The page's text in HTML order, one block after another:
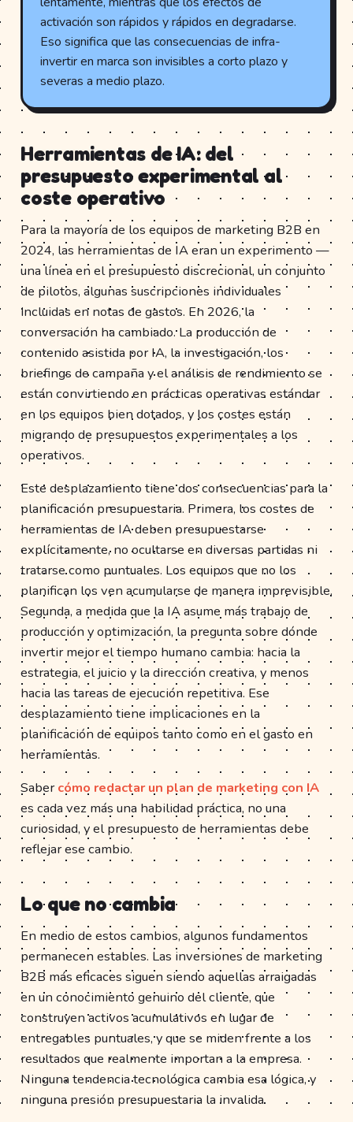
activación son rápidos y rápidos en degradarse.
Eso significa que las consecuencias de infra-
invertir en marca son invisibles a corto plazo y
severas a medio plazo.
Herramientas de IA: del
presupuesto experimental al
coste operativo
Para la mayoría de los equipos de marketing B2B en
2024, las herramientas de IA eran un experimento —
una línea en el presupuesto discrecional, un conjunto
de pilotos, algunas suscripciones individuales
incluidas en notas de gastos. En 2026, la
conversación ha cambiado. La producción de
contenido asistida por IA, la investigación, los
briefings de campaña y el análisis de rendimiento se
están convirtiendo en prácticas operativas estándar
en los equipos bien dotados, y los costes están
migrando de presupuestos experimentales a los
operativos.
Este desplazamiento tiene dos consecuencias para la
planificación presupuestaria. Primera, los costes de
herramientas de IA deben presupuestarse
explícitamente, no ocultarse en diversas partidas ni
tratarse como puntuales. Los equipos que no los
planifican los ven acumularse de manera imprevisible.
Segunda, a medida que la IA asume más trabajo de
producción y optimización, la pregunta sobre dónde
invertir mejor el tiempo humano cambia: hacia la
estrategia, el juicio y la dirección creativa, y menos
hacia las tareas de ejecución repetitiva. Ese
desplazamiento tiene implicaciones en la
planificación de equipos tanto como en el gasto en
herramientas.
Sabercómo redactar un plan de marketing con IA
es cada vez más una habilidad práctica, no una
curiosidad, y el presupuesto de herramientas debe
reflejar ese cambio.
Lo que no cambia
En medio de estos cambios, algunos fundamentos
permanecen estables. Las inversiones de marketing
B2B más eficaces siguen siendo aquellas arraigadas
en un conocimiento genuino del cliente, que
construyen activos acumulativos en lugar de
entregables puntuales, y que se miden frente a los
resultados que realmente importan a la empresa.
Ninguna tendencia tecnológica cambia esa lógica, y
ninguna presión presupuestaria la invalida.